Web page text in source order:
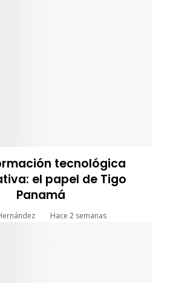
tecnológica
el papel de Tigo
Panamá
Hace 2 semanas